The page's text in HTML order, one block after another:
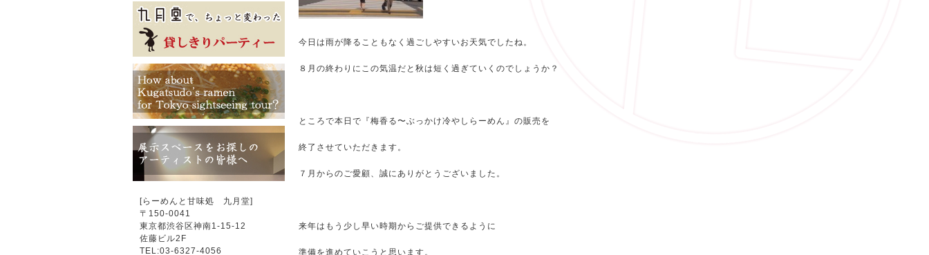
[らーめんと甘味処 九月堂]
〒 150-0041
東京都渋谷区神南1-15-12
佐藤ビル2F
TEL:03-6327-4056
今日は雨が降ることもなく過ごしやすいお天気でしたね。
８月の終わりにこの気温だと秋は短く過ぎていくのでしょうか？
ところで本日で『梅香る〜ぶっかけ冷やしらーめん』の販売を
終了させていただきます。
７月からのご愛顧、誠にありがとうございました。
来年はもう少し早い時期からご提供できるように
準備を進めていこうと思います。